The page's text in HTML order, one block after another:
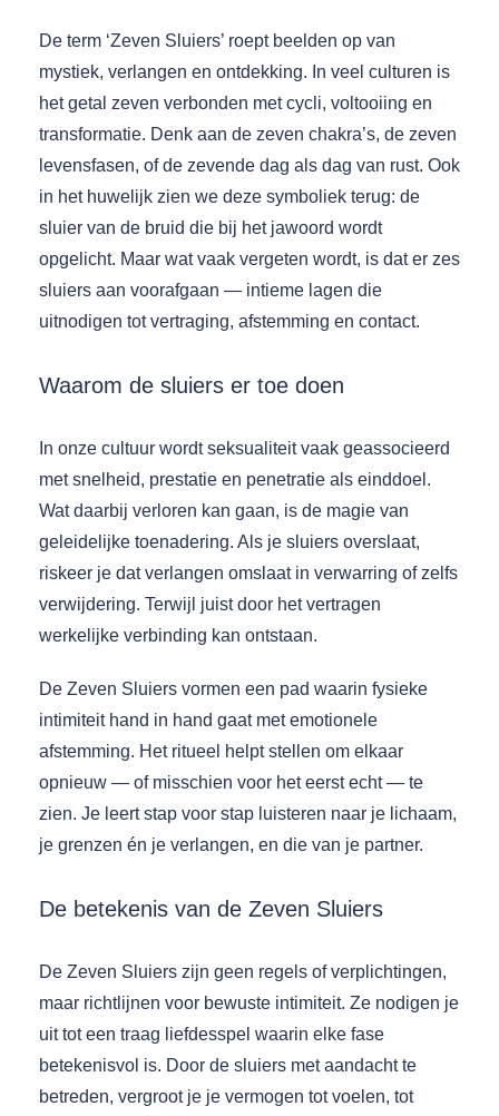
De term ‘Zeven Sluiers’ roept beelden op van
mystiek, verlangen en ontdekking. In veel culturen is
het getal zeven verbonden met cycli, voltooiing en
transformatie. Denk aan de zeven chakra’s, de zeven
levensfasen, of de zevende dag als dag van rust. Ook
in het huwelijk zien we deze symboliek terug: de
sluier van de bruid die bij het jawoord wordt
opgelicht. Maar wat vaak vergeten wordt, is dat er zes
sluiers aan voorafgaan — intieme lagen die
uitnodigen tot vertraging, afstemming en contact.
Waarom de sluiers er toe doen
In onze cultuur wordt seksualiteit vaak geassocieerd
met snelheid, prestatie en penetratie als einddoel.
Wat daarbij verloren kan gaan, is de magie van
geleidelijke toenadering. Als je sluiers overslaat,
riskeer je dat verlangen omslaat in verwarring of zelfs
verwijdering. Terwijl juist door het vertragen
werkelijke verbinding kan ontstaan.
De Zeven Sluiers vormen een pad waarin fysieke
intimiteit hand in hand gaat met emotionele
afstemming. Het ritueel helpt stellen om elkaar
opnieuw — of misschien voor het eerst echt — te
zien. Je leert stap voor stap luisteren naar je lichaam,
je grenzen én je verlangen, en die van je partner.
De betekenis van de Zeven Sluiers
De Zeven Sluiers zijn geen regels of verplichtingen,
maar richtlijnen voor bewuste intimiteit. Ze nodigen je
uit tot een traag liefdesspel waarin elke fase
betekenisvol is. Door de sluiers met aandacht te
betreden, vergroot je je vermogen tot voelen, tot